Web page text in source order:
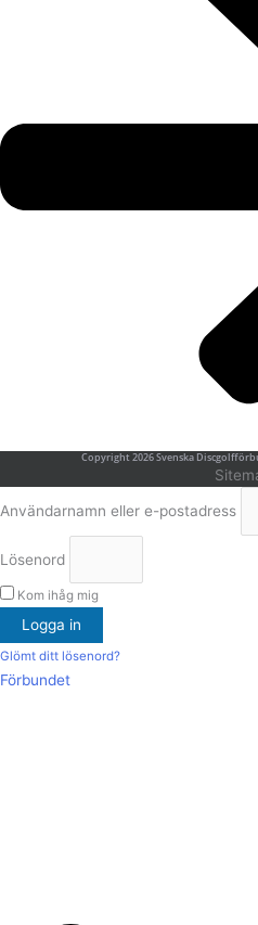
Copyright 2026 Svenska
Användarnamn eller e-postadress
Lösenord
Kom ihåg mig
Logga in
Glömt ditt lösenord?
Förbundet